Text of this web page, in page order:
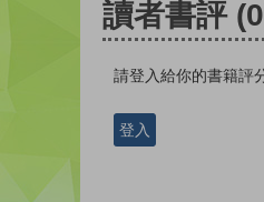
讀者書評
請登入給你的書籍評
登入